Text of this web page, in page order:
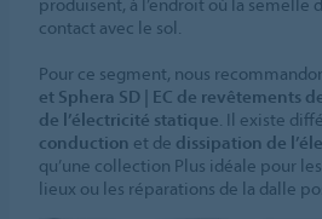
contact avec le sol.
Pour ce segment, nous
et Sphera SD | EC de revêtements
de l’électricité statique . Il existe
conduction et de dissipation de
qu’une collection Plus idéale pour
lieux ou les réparations de la dalle